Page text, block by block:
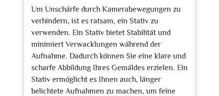
Um Unschärfe durch Kamerabewegungen zu
verhindern, ist es ratsam, ein Stativ zu
verwenden. Ein Stativ bietet Stabilität und
minimiert Verwacklungen während der
Aufnahme. Dadurch können Sie eine klare und
scharfe Abbildung Ihres Gemäldes erzielen. Ein
Stativ ermöglicht es Ihnen auch, länger
belichtete Aufnahmen zu machen, um feine